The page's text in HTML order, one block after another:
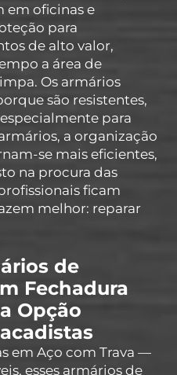
em oficinas e
para
de alto valor,
a área de
Os armários
são resistentes,
para
a organização
se mais eficientes,
na procura das
ficam
melhor: reparar
de
Fechadura
Opção
em Aço com Trava —
esses armários de